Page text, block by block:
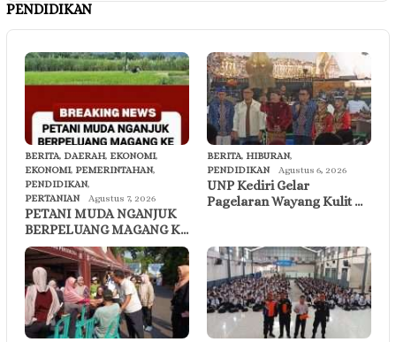
PENDIDIKAN
BERITA, DAERAH, EKONOMI,
EKONOMI, PEMERINTAHAN,
PENDIDIKAN,
PERTANIAN
Agustus 7, 2026
PETANI MUDA NGANJUK
BERPELUANG MAGANG K…
BERITA, HIBURAN,
PENDIDIKAN
Agustus 6, 2026
UNP Kediri Gelar
Pagelaran Wayang Kulit …